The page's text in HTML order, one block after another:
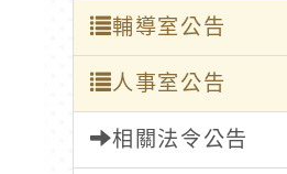
輔導室公告
人事室公告
相關法令公告